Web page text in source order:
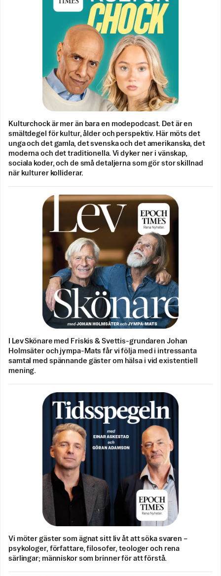
Kulturchock är mer än bara en modepodcast. Det är en
smältdegel för kultur, ålder och perspektiv. Här möts det
unga och det gamla, det svenska och det amerikanska, det
moderna och det traditionella. Vi dyker ner i vänskap,
sociala koder, och de små detaljerna som gör stor skillnad
när kulturer kolliderar.
I Lev Skönare med Friskis & Svettis-grundaren Johan
Holmsäter och jympa-Mats får vi följa med i intressanta
samtal med spännande gäster om hälsa i vid existentiell
mening.
Vi möter gäster som ägnat sitt liv åt att söka svaren –
psykologer, författare, filosofer, teologer och rena
särlingar; människor som brinner för att förstå.